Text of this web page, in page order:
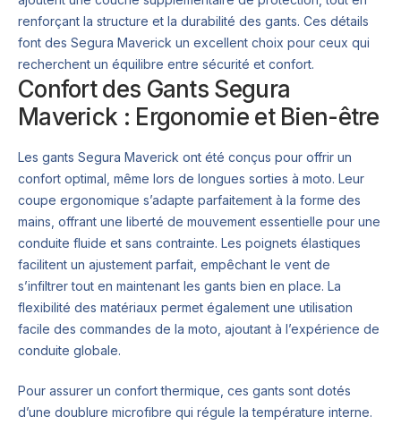
renforçant la structure et la durabilité des gants. Ces détails
font des Segura Maverick un excellent choix pour ceux qui
recherchent un équilibre entre sécurité et confort.
Confort des Gants Segura
Maverick : Ergonomie et Bien-être
Les gants Segura Maverick ont été conçus pour offrir un
confort optimal, même lors de longues sorties à moto. Leur
coupe ergonomique s’adapte parfaitement à la forme des
mains, offrant une liberté de mouvement essentielle pour une
conduite fluide et sans contrainte. Les poignets élastiques
facilitent un ajustement parfait, empêchant le vent de
s’infiltrer tout en maintenant les gants bien en place. La
flexibilité des matériaux permet également une utilisation
facile des commandes de la moto, ajoutant à l’expérience de
conduite globale.
Pour assurer un confort thermique, ces gants sont dotés
d’une doublure microfibre qui régule la température interne.